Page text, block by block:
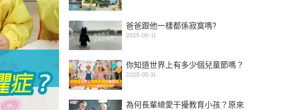
爸爸跟他一樣都係寂寞嗎?
2025-06-11
你知道世界上有多少個兒童節嗎？
2025-05-31
為何長輩總愛干擾教育小孩？原來